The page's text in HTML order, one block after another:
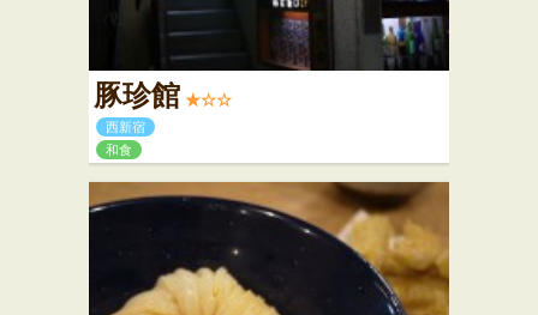
豚珍館 ★☆☆
西新宿
和食